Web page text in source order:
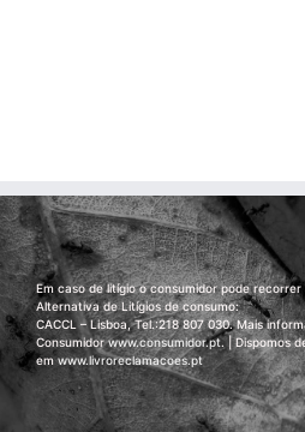
Em caso de litígio o consumidor pode
Alternativa de Litígios de consumo:
CACCL – Lisboa, Tel.:218 807 030. Mais
Consumidorwww.consumidor.pt. | Dispomos
emwww.livroreclamacoes.pt